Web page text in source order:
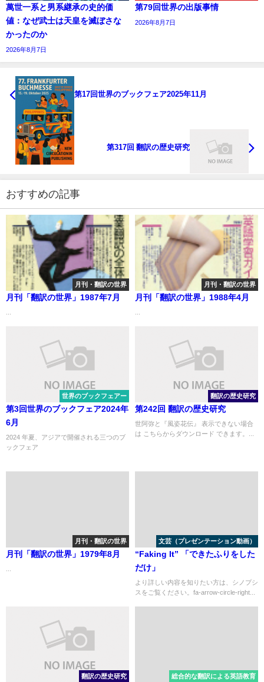
萬世一系と男系継承の史的価
値：なぜ武士は天皇を滅ぼさな
かったのか
2026年8月7日
第79回世界の出版事情
2026年8月7日
第17回世界のブックフェア2025年11月
第317回 翻訳の歴史研究
おすすめの記事
月刊・翻訳の世界
月刊「翻訳の世界」1987年7月
月刊・翻訳の世界
月刊「翻訳の世界」1988年4月
世界のブックフェアー
第3回世界のブックフェア2024年
6月
2024 年夏、アジアで開催される三つのブ
ックフェア
翻訳の歴史研究
第242回 翻訳の歴史研究
世阿弥と『風姿花伝』 表示できない場合
は こちらからダウンロード できます。...
月刊・翻訳の世界
月刊「翻訳の世界」1979年8月
文芸（プレゼンテーション動画）
“Faking It” 「できたふりをした
だけ」
より詳しい内容を知りたい方は、シノプシ
スをご覧ください。fa-arrow-circle-right...
翻訳の歴史研究 総合的な翻訳による英語教育